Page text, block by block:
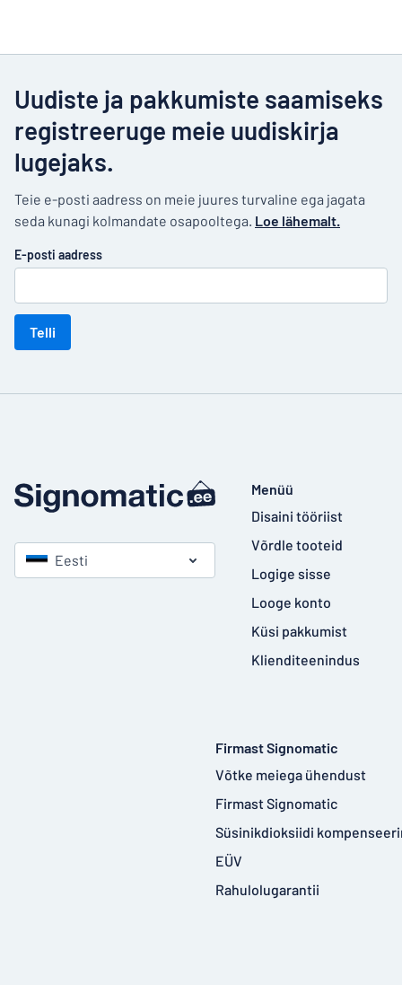
Uudiste ja pakkumiste saamiseks
registreeruge meie uudiskirja
lugejaks.
Teie e-posti aadress on meie juures turvaline ega jagata
seda kunagi kolmandate osapooltega. Loe lähemalt.
E-posti aadress
Telli
Eesti
Menüü
Disaini tööriist
Võrdle tooteid
Logige sisse
Looge konto
Küsi pakkumist
Klienditeenindus
Firmast Signomatic
Võtke meiega ühendust
Firmast Signomatic
Süsinikdioksiidi
EÜV
Rahulolugarantii